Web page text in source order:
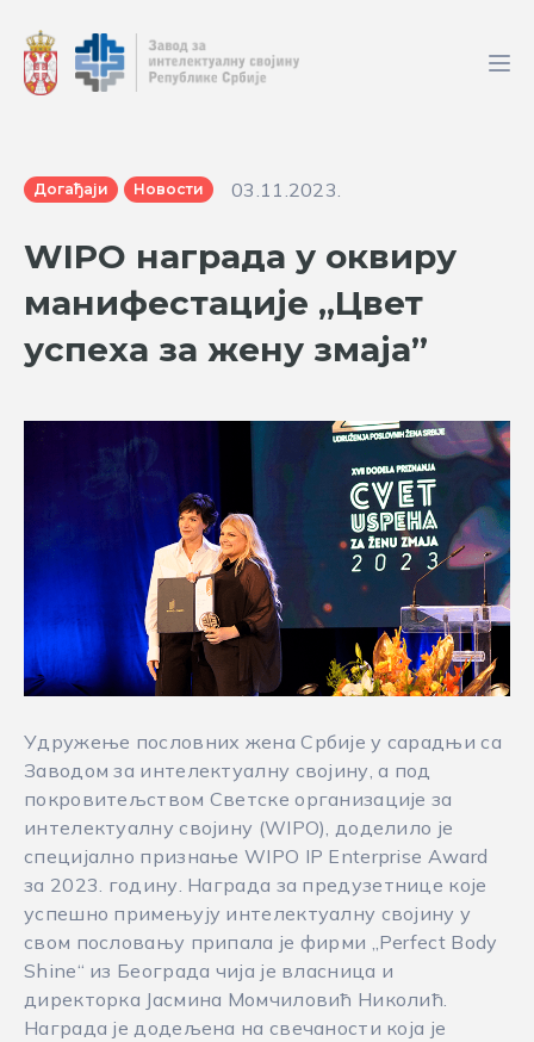
Догађаји Новости 03.11.2023.
WIPO награда у оквиру
манифестације „Цвет
успеха за жену змаја”
Удружење пословних жена Србије у сарадњи са
Заводом за интелектуалну својину, а под
покровитељством Светске организације за
интелектуалну својину (WIPO), доделило је
специјално признање WIPO IP Enterprise Award
за 2023. годину. Награда за предузетнице које
успешно примењују интелектуалну својину у
свом пословању припала је фирми „Perfect Body
Shine“ из Београда чија је власница и
директорка Јасмина Момчиловић Николић.
Награда је додељена на свечаности која је